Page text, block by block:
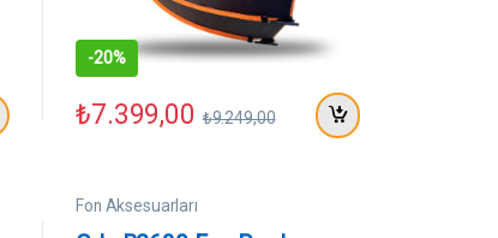
-20%
₺7.399,00 ₺9.249,00
Fon Aksesuarları